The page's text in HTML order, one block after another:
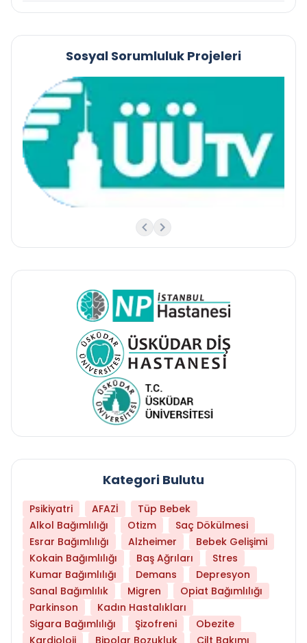
Sosyal Sorumluluk Projeleri
Kategori Bulutu
Psikiyatri AFAZİ
Tüp Bebek
Alkol Bağımlılığı
Otizm
Saç Dökülmesi
Esrar Bağımlılığı
Alzheimer
Bebek Gelişimi
Kokain Bağımlılığı
Baş Ağrıları
Stres
Kumar Bağımlılığı
Demans
Depresyon
Sanal Bağımlılık
Migren
Opiat Bağımlılığı
Parkinson
Kadın Hastalıkları
Sigara Bağımlılığı
Şizofreni
Obezite
Kardioloji
Bipolar Bozukluk Cilt Bakımı